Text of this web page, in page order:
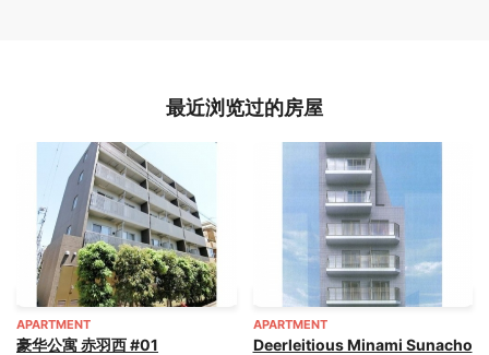
最近浏览过的房屋
APARTMENT
豪华公寓 赤羽西 #01
APARTMENT
Deerleitious Minami Sunacho